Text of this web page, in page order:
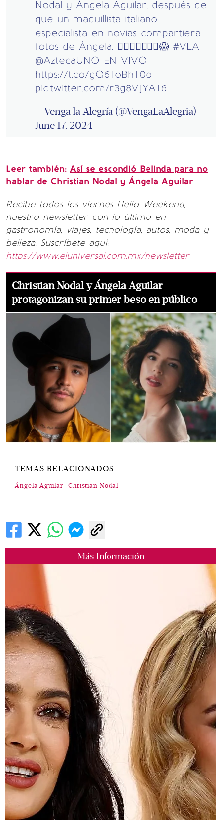
Más Información
Nodal y Ángela Aguilar, después de
que un maquillista italiano
especialista en novias compartiera
fotos de Ángela. 👰🏻‍♀️🤵🏻‍♂️✨😱 #VLA
@AztecaUNO EN VIVO
https://t.co/gQ6ToBhT0o
pic.twitter.com/r3g8VjYAT6
— Venga la Alegría (@VengaLaAlegria)
June 17, 2024
Leer también: Así se escondió Belinda para no
hablar de Christian Nodal y Ángela Aguilar
Recibe todos los viernes Hello Weekend,
nuestro newsletter con lo último en
gastronomía, viajes, tecnología, autos, moda y
belleza. Suscríbete aquí:
https://www.eluniversal.com.mx/newsletter
Christian Nodal y Ángela Aguilar
protagonizan su primer beso en público
TEMAS RELACIONADOS
Ángela Aguilar Christian Nodal